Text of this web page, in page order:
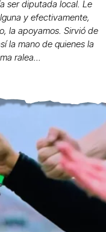
ser diputada local. Le
y efectivamente,
la apoyamos. Sirvió de
la mano de quienes la
ralea...